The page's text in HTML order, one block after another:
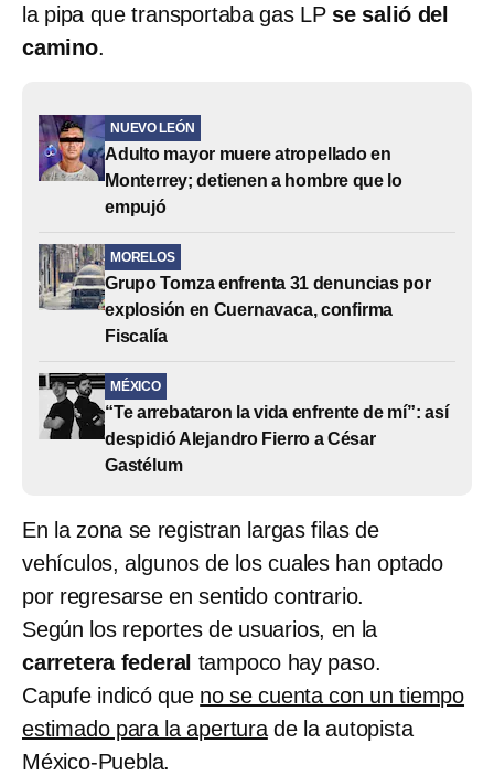
la pipa que transportaba gas LP se salió del
camino.
NUEVO LEÓN
Adulto mayor muere atropellado en
Monterrey; detienen a hombre que lo
empujó
MORELOS
Grupo Tomza enfrenta 31 denuncias por
explosión en Cuernavaca, confirma
Fiscalía
MÉXICO
“Te arrebataron la vida enfrente de mí”: así
despidió Alejandro Fierro a César
Gastélum
En la zona se registran largas filas de
vehículos, algunos de los cuales han optado
por regresarse en sentido contrario.
Según los reportes de usuarios, en la
carretera federal tampoco hay paso.
Capufe indicó que no se cuenta con un tiempo
estimado para la aperturade la autopista
México-Puebla.